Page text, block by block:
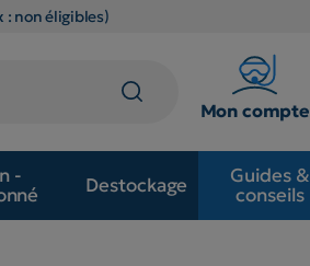
: non éligibles)
Mon compte
-
Destockage
Guides &
conseils